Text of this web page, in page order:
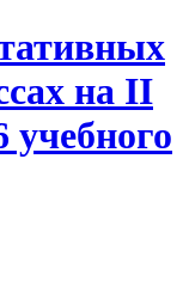
на II
учебного